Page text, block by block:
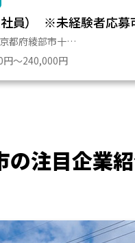
社員） ※未経験者応募
部市十倉志茂町管撓２
円～240,000円
の注目企業